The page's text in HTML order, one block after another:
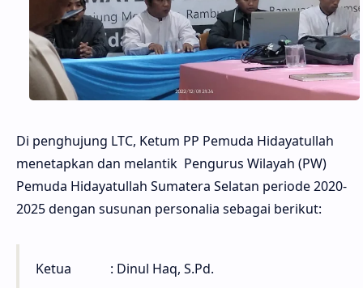
Di penghujung LTC, Ketum PP Pemuda Hidayatullah
menetapkan dan melantik Pengurus Wilayah (PW)
Pemuda Hidayatullah Sumatera Selatan periode 2020-
2025 dengan susunan personalia sebagai berikut:
Ketua : Dinul Haq, S.Pd.